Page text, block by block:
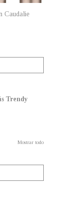
Caudalie
Trendy
Mostrar todo